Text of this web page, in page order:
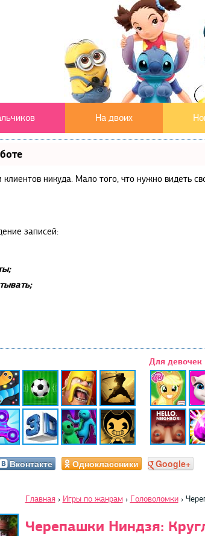
На двоих
никуда. Мало того, что нужно
записей:
Для девочек
Вконтакте Одноклассники Google+
Главная › Игры по жанрам › Головоломки ›
Черепашки Ниндзя: